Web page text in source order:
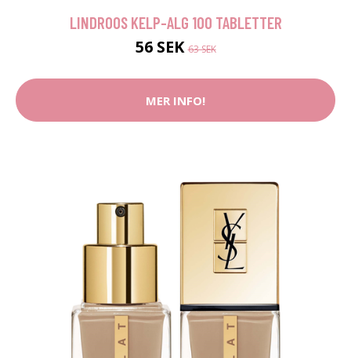
LINDROOS KELP-ALG 100 TABLETTER
56 SEK63 SEK
MER INFO!